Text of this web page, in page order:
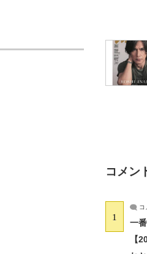
コメン
1
コ
一
【